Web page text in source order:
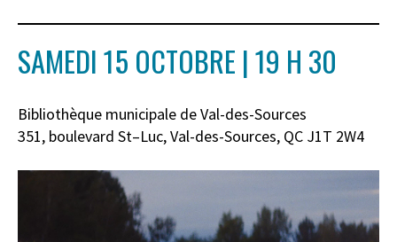
SAMEDI 15 OCTOBRE | 19 H 30
Bibliothèque municipale de Val-des-Sources
351, boulevard St–Luc, Val-des-Sources, QC J1T 2W4